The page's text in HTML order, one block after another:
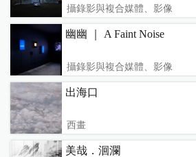
攝錄影與複合媒體、影像
幽幽 ｜ A Faint Noise
攝錄影與複合媒體、影像
出海口
西畫
美哉．洄瀾